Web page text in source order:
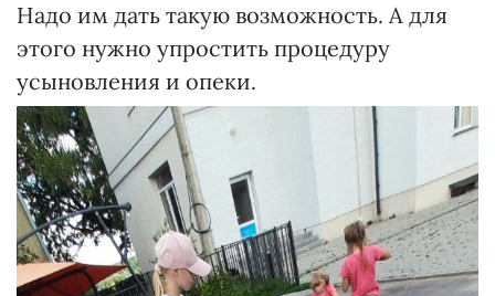
Надо им дать такую возможность. А для
этого нужно упростить процедуру
усыновления и опеки.